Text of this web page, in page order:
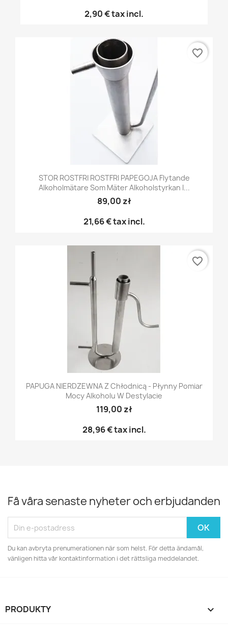
2,90 €tax incl.
STOR ROSTFRI ROSTFRI PAPEGOJA Flytande
Alkoholmätare Som Mäter Alkoholstyrkan I...
89,00 zł
21,66 €tax incl.
favorite_border
PAPUGA NIERDZEWNA Z Chłodnicą - Płynny Pomiar
Mocy Alkoholu W Destylacie
119,00 zł
28,96 €tax incl.
favorite_border
Få våra senaste nyheter och erbjudanden
Du kan avbryta prenumerationen när som helst. För detta ändamål,
vänligen hitta vår kontaktinformation i det rättsliga meddelandet.
PRODUKTY 